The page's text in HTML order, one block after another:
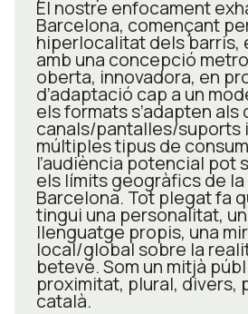
El nostre enfocament
Barcelona, començant
hiperlocalitat dels barris,
amb una concepció
oberta, innovadora, en
d’adaptació cap a un
els formats s’adapten
canals/pantalles/suports
múltiples tipus de
l’audiència potencial pot
els límits geogràfics de la
Barcelona. Tot plegat fa
tingui una personalitat,
llenguatge propis, una
local/global sobre la
betevé. Som un mitjà
proximitat, plural, divers,
català.